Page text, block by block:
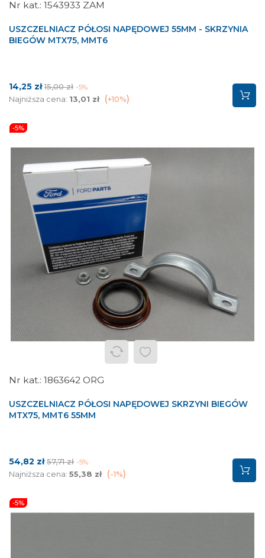
1543933 ZAM
USZCZELNIACZ PÓŁOSI NAPĘDOWEJ 55MM - SKRZYNIA
BIEGÓW MTX75, MMT6
Cena
14,25 złCena
podstawowa
15,00 zł -5%
Najniższa cena: 13,01 zł +10%
-5%
1863642 ORG
USZCZELNIACZ PÓŁOSI NAPĘDOWEJ SKRZYNI BIEGÓW
MTX75, MMT6 55MM
Cena
54,82 zł Cena
podstawowa
57,71 zł -5%
Najniższa cena: 55,38 zł -1%
-5%